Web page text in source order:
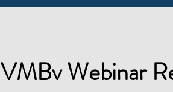
VMBv Webinar